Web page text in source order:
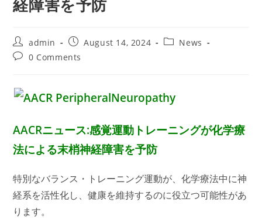
経障害を予防
Post
author:
admin
Post
published:
August 14, 2024
PostNews
Post0 Comments
AACRニュース:感覚運動トレーニングが化学療
法による末梢神経障害を予防
特別なバランス・トレーニング運動が、化学療法中に神
経系を活性化し、健康を維持するのに役立つ可能性があ
ります。